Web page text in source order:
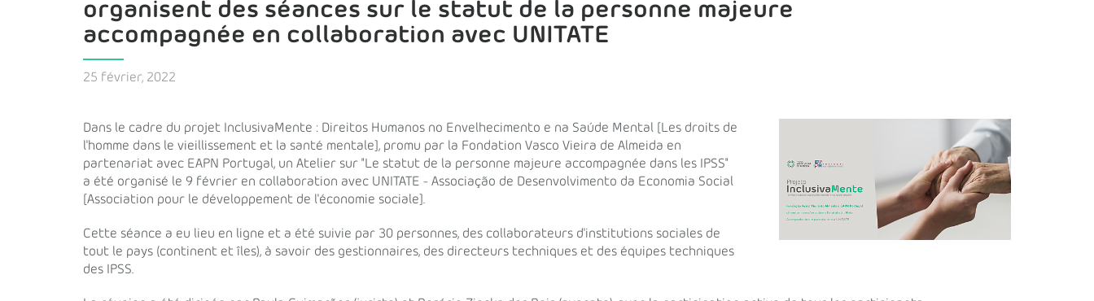
organisent des séances sur le statut de la personne majeure
accompagnée en collaboration avec UNITATE
25 février, 2022
Dans le cadre du projet InclusivaMente : Direitos Humanos no Envelhecimento e na Saúde Mental [Les droits de
l'homme dans le vieillissement et la santé mentale], promu par la Fondation Vasco Vieira de Almeida en
partenariat avec EAPN Portugal, un Atelier sur "Le statut de la personne majeure accompagnée dans les IPSS"
a été organisé le 9 février en collaboration avec UNITATE - Associação de Desenvolvimento da Economia Social
[Association pour le développement de l'économie sociale].
Cette séance a eu lieu en ligne et a été suivie par 30 personnes, des collaborateurs d'institutions sociales de
tout le pays (continent et îles), à savoir des gestionnaires, des directeurs techniques et des équipes techniques
des IPSS.